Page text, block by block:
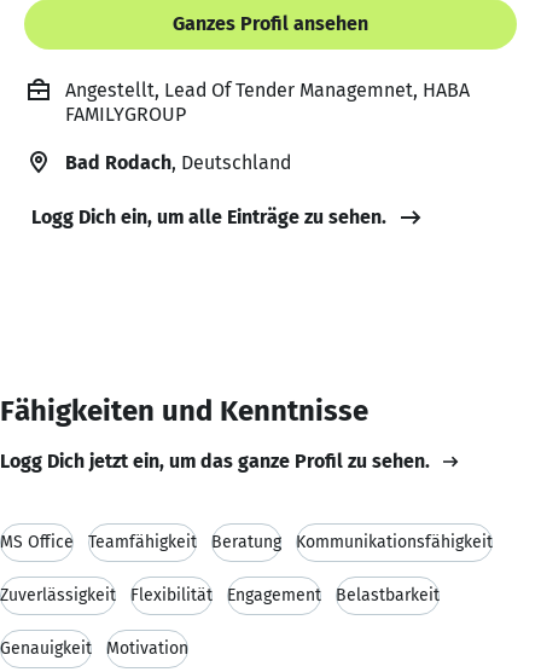
Ganzes Profil ansehen
Angestellt, Lead Of Tender Managemnet, HABA
FAMILYGROUP
Bad Rodach, Deutschland
Logg Dich ein, um alle Einträge zu sehen.
Fähigkeiten und Kenntnisse
Logg Dich jetzt ein, um das ganze Profil zu sehen.
MS Office Teamfähigkeit Beratung Kommunikationsfähigkeit
Zuverlässigkeit Flexibilität Engagement Belastbarkeit
Genauigkeit Motivation